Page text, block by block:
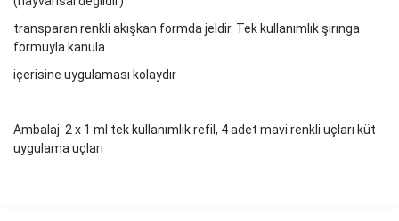
transparan renkli akışkan formda jeldir. Tek kullanımlık şırınga
formuyla kanula
içerisine uygulaması kolaydır
Ambalaj: 2 x 1 ml tek kullanımlık refil, 4 adet mavi renkli uçları küt
uygulama uçları